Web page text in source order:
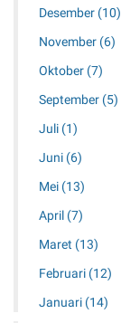
Desember (10)
November (6)
Oktober (7)
September (5)
Juli (1)
Juni (6)
Mei (13)
April (7)
Maret (13)
Februari (12)
Januari (14)